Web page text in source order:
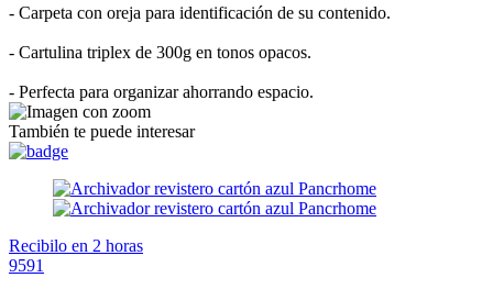
- Carpeta con oreja para identificación de su contenido.
- Cartulina triplex de 300g en tonos opacos.
- Perfecta para organizar ahorrando espacio.
También te puede interesar
Recibilo en 2 horas
9591